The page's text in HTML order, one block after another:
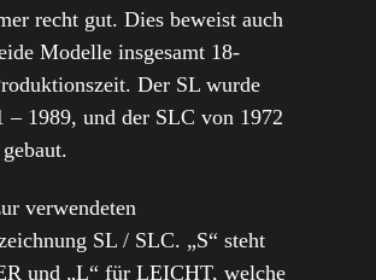
recht gut. Dies beweist auch
Modelle insgesamt 18-
Der SL wurde
– 1989, und der SLC von 1972
verwendeten
SL / SLC. „S“ steht
und „L“ für LEICHT, welche